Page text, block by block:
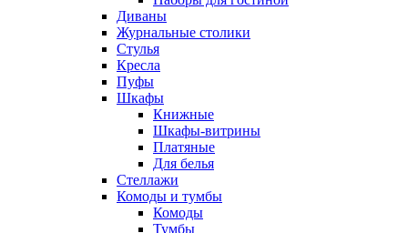
Диваны
Журнальные столики
Стулья
Кресла
Пуфы
Шкафы
Книжные
Шкафы-витрины
Платяные
Для белья
Стеллажи
Комоды и тумбы
Комоды
Тумбы